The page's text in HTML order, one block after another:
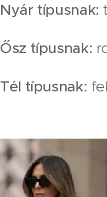
Nyár típusnak:
Ősz típusnak:
Tél típusnak: